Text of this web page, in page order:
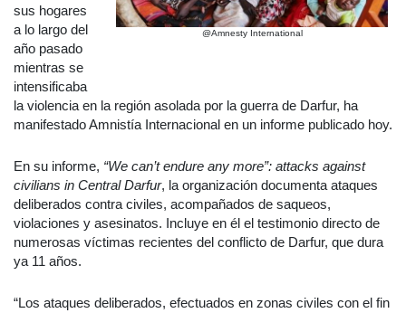
@Amnesty International
sus hogares
a lo largo del
año pasado
mientras se
intensificaba
la violencia en la región asolada por la guerra de Darfur, ha
manifestado Amnistía Internacional en un informe publicado hoy.
En su informe, “We can’t endure any more”: attacks against
civilians in Central Darfur, la organización documenta ataques
deliberados contra civiles, acompañados de saqueos,
violaciones y asesinatos. Incluye en él el testimonio directo de
numerosas víctimas recientes del conflicto de Darfur, que dura
ya 11 años.
“Los ataques deliberados, efectuados en zonas civiles con el fin